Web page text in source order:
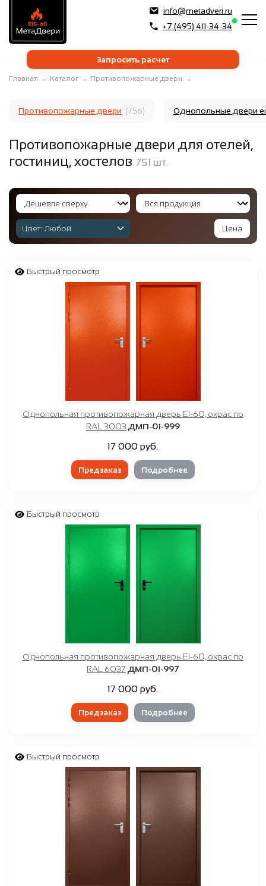
info@metadveri.ru
+7 (495) 411-34-34
Запросить расчет
Главная → Каталог → Противопожарные двери →
Противопожарные двери (756) Однопольные двери
Противопожарные двери для отелей,
гостиниц, хостелов 751 шт.
Цвет: Любой
Любой
белый
светло-серый
черный
коричневый
Цена
от
Быстрый просмотр
Однопольная противопожарная дверь EI-60, окрас по
RAL 3003 ДМП-01-999
17 000 руб.
Предзаказ Подробнее
Быстрый просмотр
Однопольная противопожарная дверь EI-60, окрас по
RAL 6037 ДМП-01-997
17 000 руб.
Предзаказ Подробнее
Быстрый просмотр